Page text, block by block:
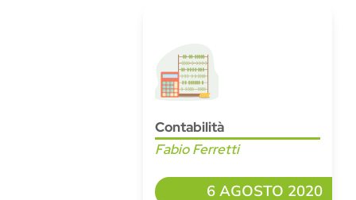
Contabilità
Fabio Ferretti
6 AGOSTO 2020